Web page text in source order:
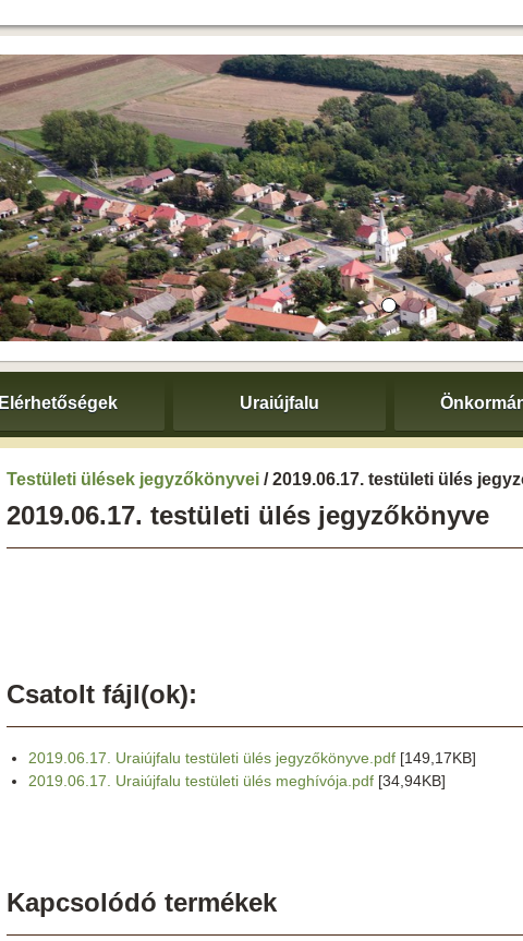
Elérhetőségek Uraiújfalu
Testületi ülések jegyzőkönyvei / 2019.06.17. testületi ülés
2019.06.17. testületi ülés jegyzőkönyve
Csatolt fájl(ok):
2019.06.17. Uraiújfalu testületi ülés jegyzőkönyve.pdf [149,17KB]
2019.06.17. Uraiújfalu testületi ülés meghívója.pdf [34,94KB]
Kapcsolódó termékek